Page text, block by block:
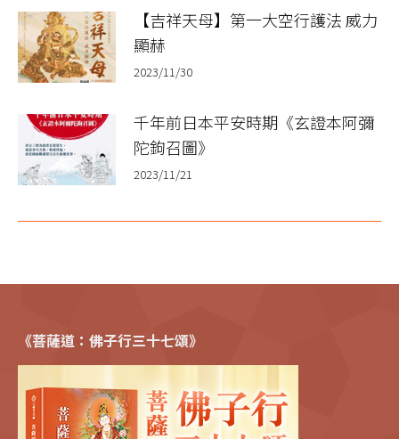
【吉祥天母】第一大空行護法 威力
顯赫
2023/11/30
千年前日本平安時期《玄證本阿彌
陀鉤召圖》
2023/11/21
《菩薩道：佛子行三十七頌》